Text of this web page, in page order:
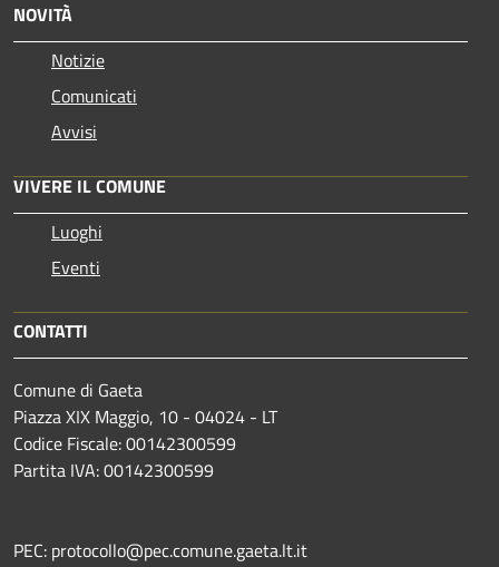
NOVITÀ
Notizie
Comunicati
Avvisi
VIVERE IL COMUNE
Luoghi
Eventi
CONTATTI
Comune di Gaeta
Piazza XIX Maggio, 10 - 04024 - LT
Codice Fiscale: 00142300599
Partita IVA: 00142300599
PEC: protocollo@pec.comune.gaeta.lt.it